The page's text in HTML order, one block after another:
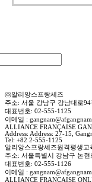
㈜알리앙스프랑세즈
주소: 서울 강남구 강남대로
대표번호: 02-555-1125
이메일 :
ALLIANCE FRANÇAISE
Address: Address: 27-15,
Tel: +82 2-555-1125
알리앙스프랑세즈원격평생교
주소: 서울특별시 강남구 논
대표번호: 02-555-1126
이메일 :
ALLIANCE FRANÇAISE